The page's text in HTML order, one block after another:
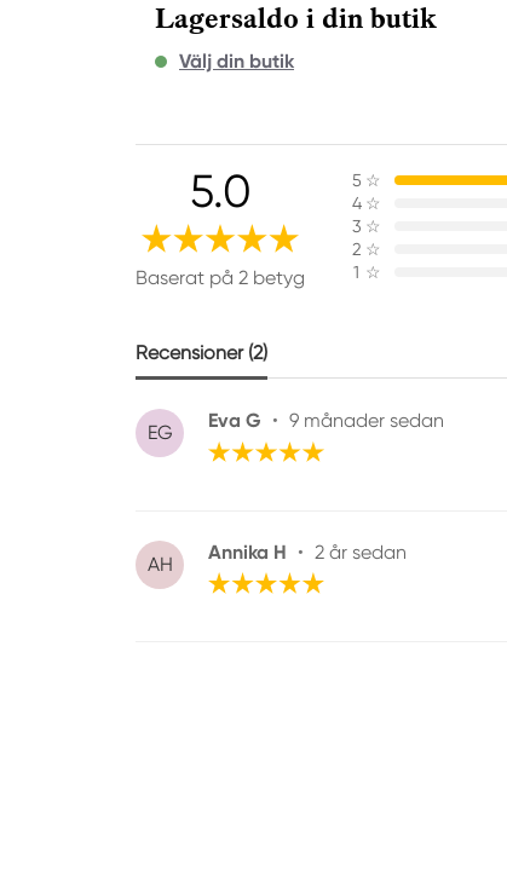
Lagersaldo i din butik
Välj din butik
5.0
Baserat på 2 betyg
5 ☆
4 ☆
3 ☆
2 ☆
1 ☆
Recensioner (2)
EG
Eva G • 9 månader sedan
AH
Annika H • 2 år sedan